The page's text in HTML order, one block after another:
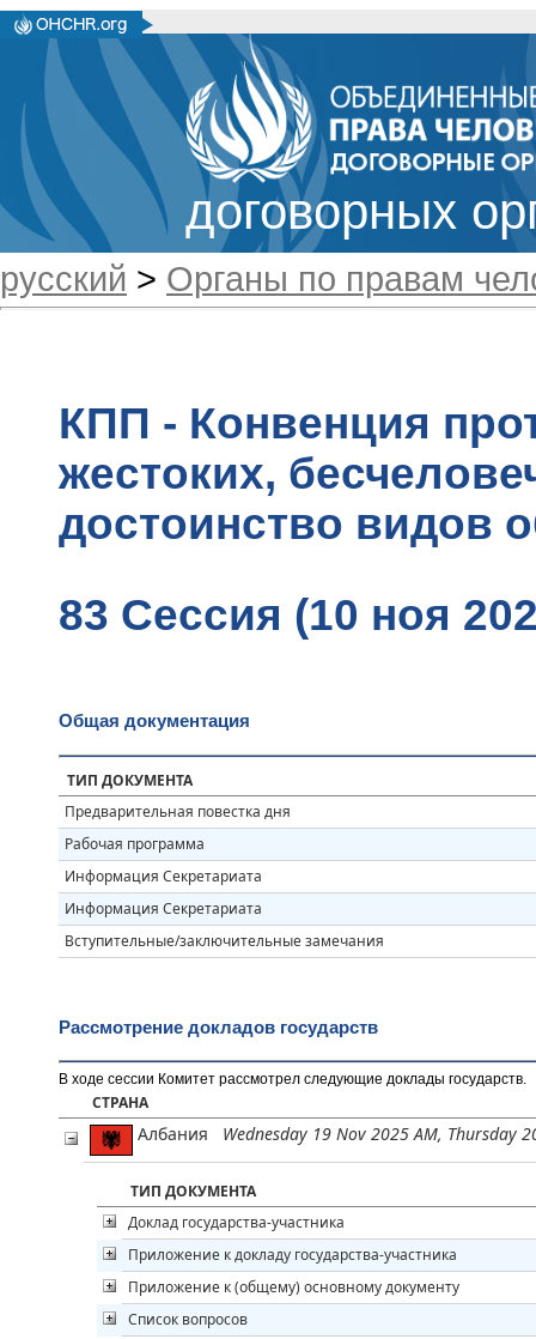
договорных
русский > Органы по правам
КПП - Конвенция
жестоких,
достоинство видов
83 Сессия (10 ноя
Общая документация
ТИП ДОКУМЕНТА
Предварительная повестка дня
Рабочая программа
Информация Секретариата
Информация Секретариата
Вступительные/заключительные замечания
Рассмотрение докладов государств
В ходе сессии Комитет рассмотрел следующие доклады государств
СТРАНА
Албания Wednesday 19 Nov 2025 AM, Thursday
ТИП ДОКУМЕНТА
Доклад государства-участника
Приложение к докладу государства-участника
Приложение к (общему) основному документу
Список вопросов